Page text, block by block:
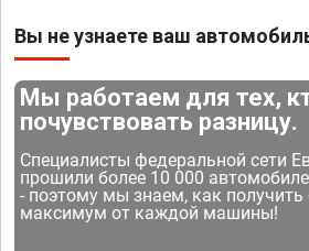
Вы не узнаете ваш
Мы работаем для тех,
почувствовать разницу.
Специалисты федеральной сети
прошили более 10 000
- поэтому мы знаем, как получить
максимум от каждой машины!